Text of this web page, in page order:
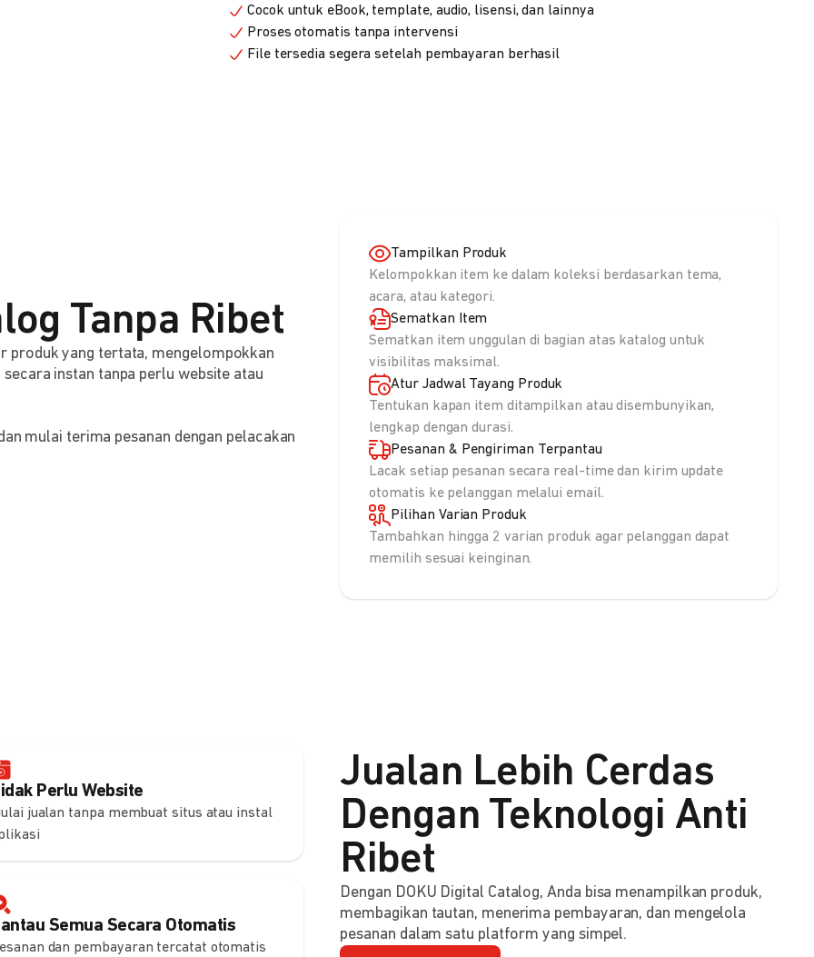
Cocok untuk eBook, template, audio, lisensi, dan lainnya
Proses otomatis tanpa intervensi
File tersedia segera setelah pembayaran berhasil
Tanpa Ribet
produk yang tertata, mengelompokkan
instan tanpa perlu website atau
mulai terima pesanan dengan pelacakan
Tampilkan Produk
Kelompokkan item ke dalam koleksi berdasarkan tema,
acara, atau kategori.
Sematkan Item
Sematkan item unggulan di bagian atas katalog untuk
visibilitas maksimal.
Atur Jadwal Tayang Produk
Tentukan kapan item ditampilkan atau disembunyikan,
lengkap dengan durasi.
Pesanan & Pengiriman Terpantau
Lacak setiap pesanan secara real-time dan kirim update
otomatis ke pelanggan melalui email.
Pilihan Varian Produk
Tambahkan hingga 2 varian produk agar pelanggan dapat
memilih sesuai keinginan.
Perlu Website
jualan tanpa membuat situs atau instal
Semua Secara Otomatis
dan pembayaran tercatat otomatis
Jualan Lebih Cerdas
Dengan Teknologi Anti
Ribet
Dengan DOKU Digital Catalog, Anda bisa menampilkan produk,
membagikan tautan, menerima pembayaran, dan mengelola
pesanan dalam satu platform yang simpel.